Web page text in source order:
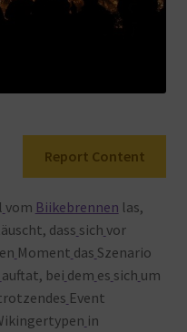
Report Content
vom Biikebrennen las,
dass sich vor
Moment das Szenario
auftat, bei dem es sich um
Event
in